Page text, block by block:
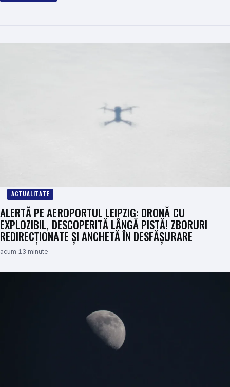
ACTUALITATE
ALERTĂ PE AEROPORTUL LEIPZIG: DRONĂ CU
EXPLOZIBIL, DESCOPERITĂ LÂNGĂ PISTĂ! ZBORURI
REDIRECȚIONATE ȘI ANCHETĂ ÎN DESFĂȘURARE
acum 13 minute